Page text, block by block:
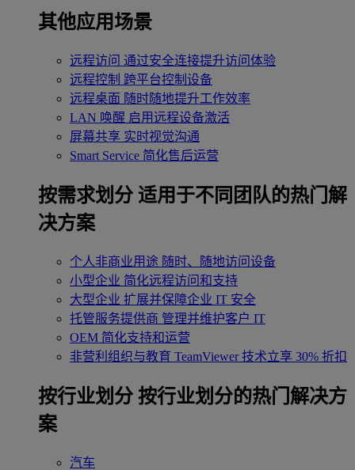
其他应用场景
远程访问 通过安全连接提升访问体验
远程控制 跨平台控制设备
远程桌面 随时随地提升工作效率
LAN 唤醒 启用远程设备激活
屏幕共享 实时视觉沟通
Smart Service 简化售后运营
按需求划分 适用于不同团队的热门解
决方案
个人非商业用途 随时、随地访问设备
小型企业 简化远程访问和支持
大型企业 扩展并保障企业 IT 安全
托管服务提供商 管理并维护客户 IT
OEM 简化支持和运营
非营利组织与教育 TeamViewer 技术立享 30% 折扣
‌按行业划分 按行业划分的热门解决方
案
汽车